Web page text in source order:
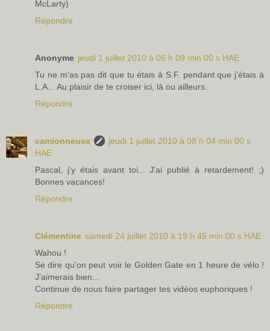
McLarty)
Répondre
Anonyme jeudi 1 juillet 2010 à 06 h 09 min 00 s HAE
Tu ne m'as pas dit que tu étais à S.F. pendant que j'étais à
L.A... Au plaisir de te croiser ici, là ou ailleurs.
Répondre
camionneuse
jeudi 1 juillet 2010 à 08 h 04 min 00 s
HAE
Pascal, j'y étais avant toi... J'ai publié à retardement! ;)
Bonnes vacances!
Répondre
Clémentine samedi 24 juillet 2010 à 19 h 45 min 00 s HAE
Wahou !
Se dire qu'on peut voir le Golden Gate en 1 heure de vélo !
J'aimerais bien...
Continue de nous faire partager tes vidéos euphoriques !
Répondre